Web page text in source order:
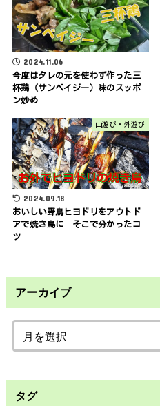
2024.11.06
今度はタレの元を使わず作った三
杯鶏（サンベイジー）味のスッポ
ン炒め
山遊び・外遊び
2024.09.18
おいしい野鳥ヒヨドリをアウトド
アで焼き鳥に そこで分かったコ
ツ
アーカイブ
タグ